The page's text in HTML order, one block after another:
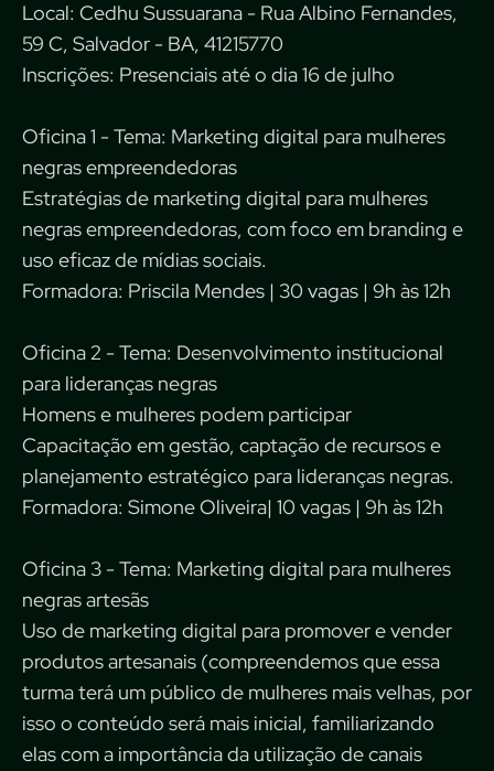
Local: Cedhu Sussuarana - Rua Albino Fernandes,
59 C, Salvador - BA, 41215770
Inscrições: Presenciais até o dia 16 de julho
Oficina 1 - Tema: Marketing digital para mulheres
negras empreendedoras
Estratégias de marketing digital para mulheres
negras empreendedoras, com foco em branding e
uso eficaz de mídias sociais.
Formadora: Priscila Mendes | 30 vagas | 9h às 12h
Oficina 2 - Tema: Desenvolvimento institucional
para lideranças negras
Homens e mulheres podem participar
Capacitação em gestão, captação de recursos e
planejamento estratégico para lideranças negras.
Formadora: Simone Oliveira| 10 vagas | 9h às 12h
Oficina 3 - Tema: Marketing digital para mulheres
negras artesãs
Uso de marketing digital para promover e vender
produtos artesanais (compreendemos que essa
turma terá um público de mulheres mais velhas, por
isso o conteúdo será mais inicial, familiarizando
elas com a importância da utilização de canais